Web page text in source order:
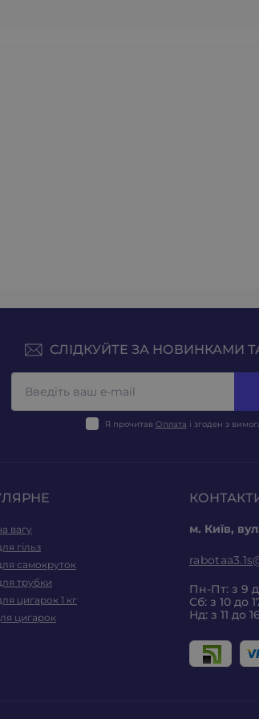
СЛІДКУЙТЕ ЗА НОВИНКАМИ
Я прочитав Оплата і згоден з
вагу
гільз
самокруток
трубки
цигарок 1 кг
цигарок
м. Київ,
Пн-Пт: з 9
Сб: з 10 до
Нд: з 11 до 16